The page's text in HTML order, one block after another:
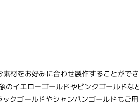
材をお好みに合わせ製作することができ
のイエローゴールドやピンクゴールドな
クゴールドやシャンパンゴールドもご